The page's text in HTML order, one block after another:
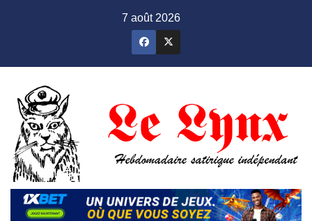
7 août 2026